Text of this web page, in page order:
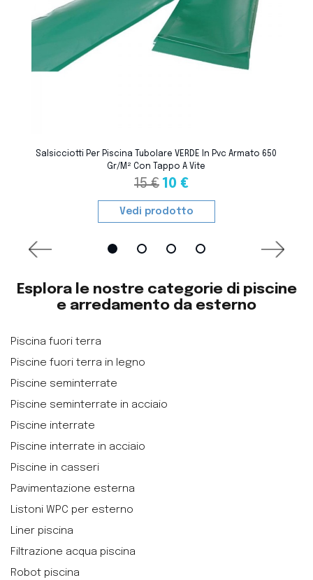
Salsicciotti Per Piscina Tubolare VERDE In Pvc Armato 650
Gr/m² Con Tappo A Vite
15 € 10 €
Vedi prodotto
Esplora le nostre categorie di piscine
e arredamento da esterno
Piscina fuori terra
Piscine fuori terra in legno
Piscine seminterrate
Piscine seminterrate in acciaio
Piscine interrate
Piscine interrate in acciaio
Piscine in casseri
Pavimentazione esterna
Listoni WPC per esterno
Liner piscina
Filtrazione acqua piscina
Robot piscina